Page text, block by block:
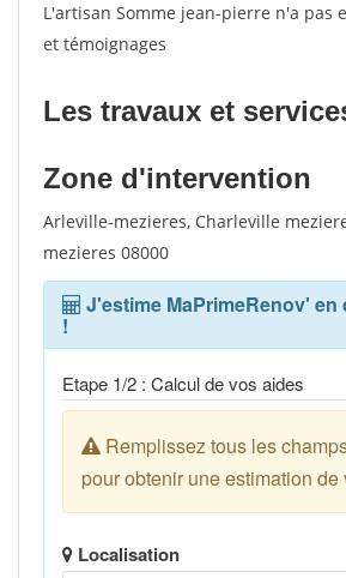
L'artisan Somme jean-pierre n'a pas
et témoignages
Les travaux et
Zone d'intervention
Arleville-mezieres, Charleville
mezieres 08000